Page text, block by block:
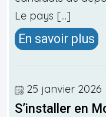
Le pays [...]
En savoir plus
25 janvier 2026
S’installer en